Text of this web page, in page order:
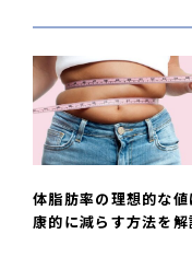
体脂肪率の理想的な
康的に減らす方法を解